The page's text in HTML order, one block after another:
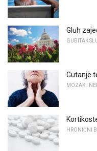
Gluh
GUBITAK
Gutanje
MOZAK I
HRONIČNI